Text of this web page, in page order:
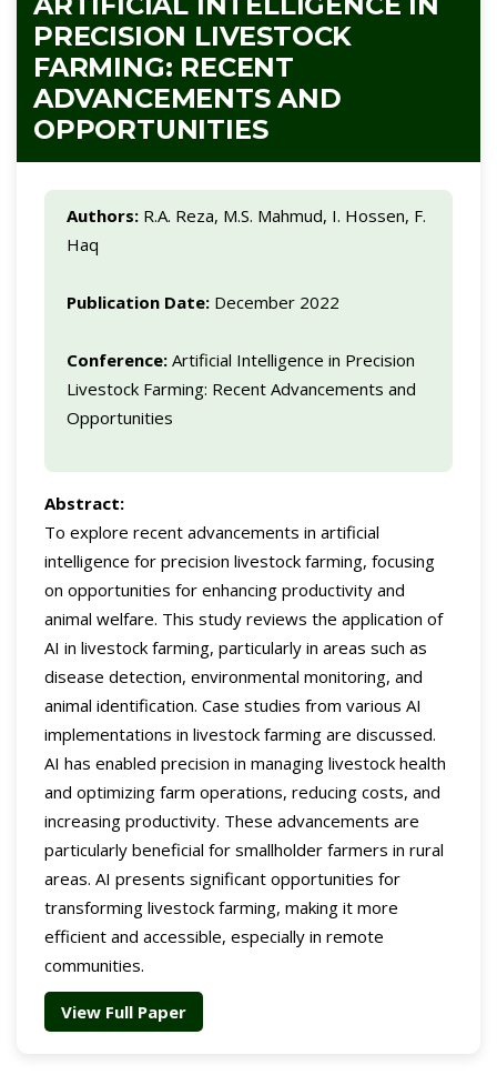
PRECISION LIVESTOCK
FARMING: RECENT
ADVANCEMENTS AND
OPPORTUNITIES
Authors: R.A. Reza, M.S. Mahmud, I. Hossen, F.
Haq
Publication Date: December 2022
Conference: Artificial Intelligence in Precision
Livestock Farming: Recent Advancements and
Opportunities
Abstract:
To explore recent advancements in artificial
intelligence for precision livestock farming, focusing
on opportunities for enhancing productivity and
animal welfare. This study reviews the application of
AI in livestock farming, particularly in areas such as
disease detection, environmental monitoring, and
animal identification. Case studies from various AI
implementations in livestock farming are discussed.
AI has enabled precision in managing livestock health
and optimizing farm operations, reducing costs, and
increasing productivity. These advancements are
particularly beneficial for smallholder farmers in rural
areas. AI presents significant opportunities for
transforming livestock farming, making it more
efficient and accessible, especially in remote
communities.
View Full Paper